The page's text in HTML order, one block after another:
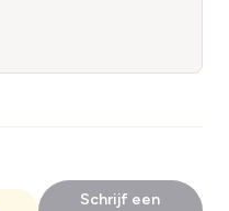
Schrijf een